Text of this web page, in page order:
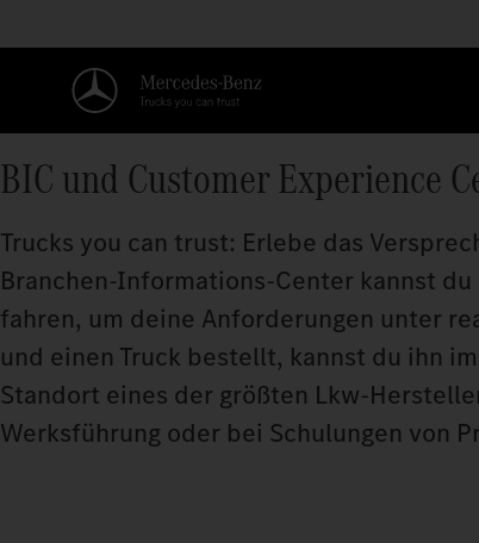
BIC und Customer Experience
Trucks you can trust: Erlebe das
Branchen‑Informations‑Center kannst
fahren, um deine Anforderungen unter
und einen Truck bestellt, kannst du ihn
Standort eines der größten
Werksführung oder bei Schulungen von